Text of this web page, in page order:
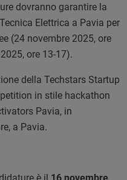
dovranno garantire la
Elettrica a Pavia per
(24 novembre 2025, ore
ore 13-17).
della Techstars Startup
in stile hackathon
Pavia, in
a Pavia.